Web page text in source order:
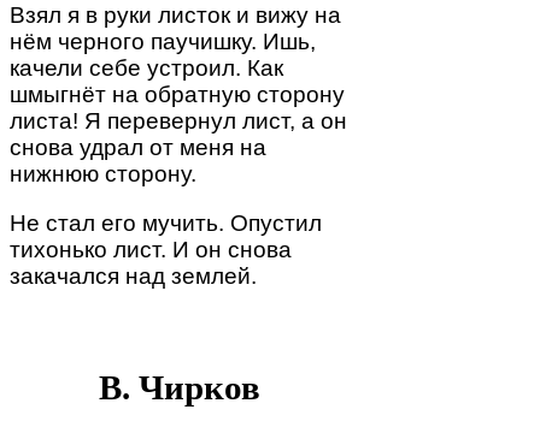
Взял я в руки листок и вижу на
нём черного паучишку. Ишь,
качели себе устроил. Как
шмыгнёт на обратную сторону
листа! Я перевернул лист, а он
снова удрал от меня на
нижнюю сторону.
Не стал его мучить. Опустил
тихонько лист. И он снова
закачался над землей.
В. Чирков